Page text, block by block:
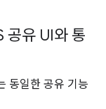
공유 UI와 통
동일한 공유 기능